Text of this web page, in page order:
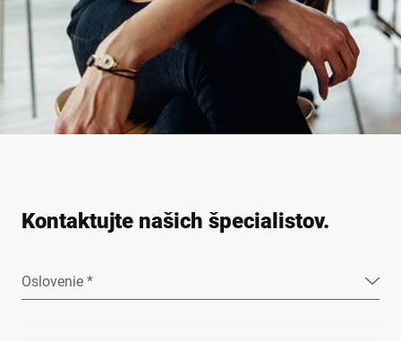
Kontaktujte našich špecialistov.
Oslovenie *